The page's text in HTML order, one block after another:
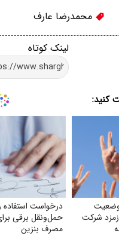
محمدرضا عارف
لینک کوتاه
کنید:
شرکت
درخواست استفاده
حمل‌ونقل برقی
مصرف بنزین